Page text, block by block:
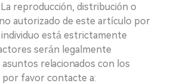
reproducción, distribución o
autorizado de este artículo por
está estrictamente
serán legalmente
relacionados con los
favor contacte a: